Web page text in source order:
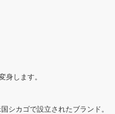
します。
シカゴで設立されたブランド。